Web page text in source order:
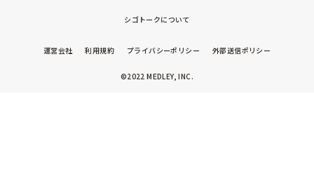
シゴトークについて
運営会社 利用規約 プライバシーポリシー 外部送信ポリシー
©2022 MEDLEY, INC.